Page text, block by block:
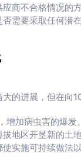
商不合格情况的
需要采取任何潜在
的进展，但在向
增加病虫害的爆
地区开垦新的土
实施可持续做法